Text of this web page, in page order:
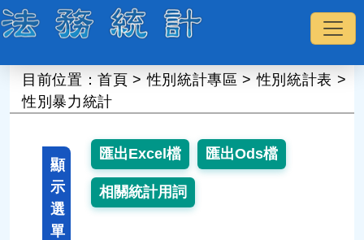
目前位置：首頁 >性別統計專區 >性別統計表 >
性別暴力統計
顯
示
選
單